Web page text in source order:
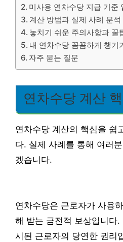
미사용 연차수당 지급 기준
계산 방법과 실제 사례 분석
놓치기 쉬운 주의사항과 꿀
내 연차수당 꼼꼼하게 챙기
자주 묻는 질문
연차수당 계산
연차수당 계산의 핵심을 쉽
다. 실제 사례를 통해 여러
겠습니다.
연차수당은 근로자가 사용
해 받는 금전적 보상입니다.
시된 근로자의 당연한 권리